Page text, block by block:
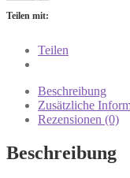
Teilen mit:
Teilen
Beschreibung
Zusätzliche
Rezensionen (0)
Beschreibung